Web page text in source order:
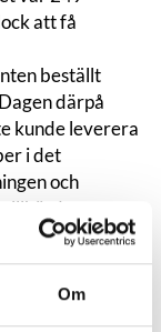
Om
att få
beställt
därpå
kunde leverera
i det
och
en
och
inte